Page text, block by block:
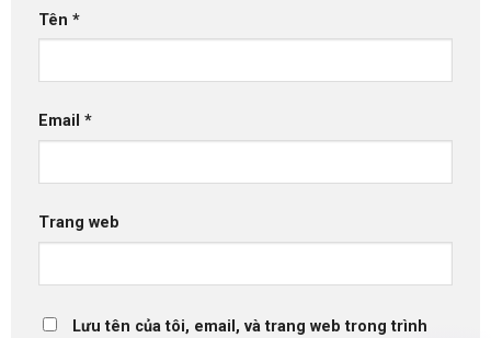
Tên *
Email *
Trang web
Lưu tên của tôi, email, và trang web trong trình